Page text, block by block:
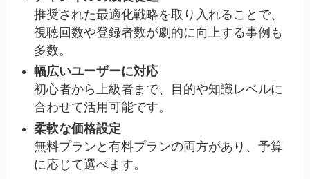
推奨された最適化戦略を取り入れることで、
視聴回数や登録者数が劇的に向上する事例も
多数。
幅広いユーザーに対応
初心者から上級者まで、目的や知識レベルに
合わせて活用可能です。
柔軟な価格設定
無料プランと有料プランの両方があり、予算
に応じて選べます。